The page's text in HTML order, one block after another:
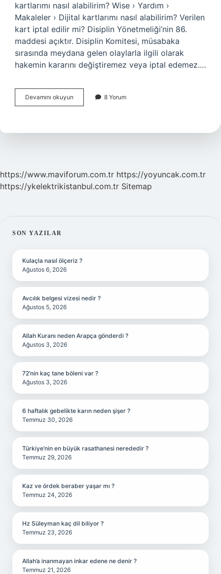
kartlarımı nasıl alabilirim? Wise › Yardım ›
Makaleler › Dijital kartlarımı nasıl alabilirim? Verilen
kart iptal edilir mi? Disiplin Yönetmeliği’nin 86.
maddesi açıktır. Disiplin Komitesi, müsabaka
sırasında meydana gelen olaylarla ilgili olarak
hakemin kararını değiştiremez veya iptal edemez.…
Devamını okuyun
Kart
Edilir
8 Yorum
https://www.maviforum.com.tr https://yoyuncak.com.tr
https://ykelektrikistanbul.com.tr Sitemap
SIDEBAR
SON YAZILAR
Kulaçla nasıl ölçeriz ?
Ağustos 6, 2026
Avcılık belgesi vizesi nedir ?
Ağustos 5, 2026
Allah Kuranı neden Arapça gönderdi ?
Ağustos 3, 2026
72’nin kaç tane böleni var ?
Ağustos 3, 2026
6 haftalık gebelikte karın neden şişer ?
Temmuz 30, 2026
Türkiye’nin en büyük rasathanesi nerededir ?
Temmuz 29, 2026
Kaz ve ördek beraber yaşar mı ?
Temmuz 24, 2026
Hz Süleyman kaç dil biliyor ?
Temmuz 23, 2026
Allah’a inanmayan inkar edene ne denir ?
Temmuz 21, 2026